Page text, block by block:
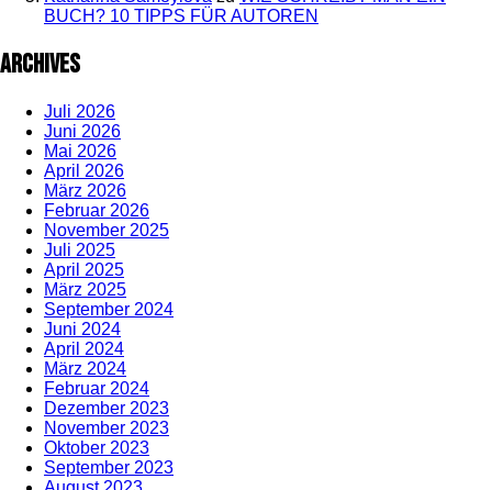
BUCH? 10 TIPPS FÜR AUTOREN
Archives
Juli 2026
Juni 2026
Mai 2026
April 2026
März 2026
Februar 2026
November 2025
Juli 2025
April 2025
März 2025
September 2024
Juni 2024
April 2024
März 2024
Februar 2024
Dezember 2023
November 2023
Oktober 2023
September 2023